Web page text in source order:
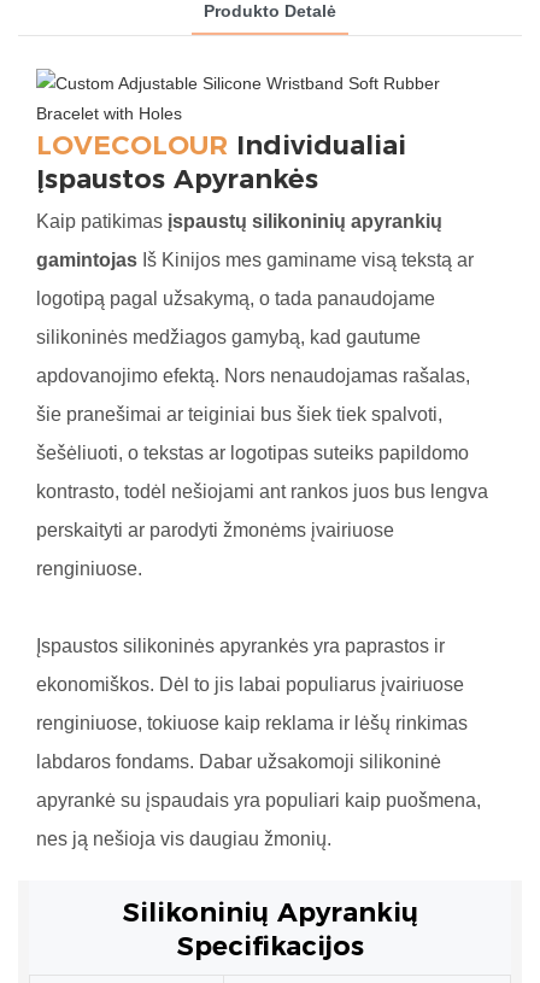
Produkto Detalė
LOVECOLOUR Individualiai
Įspaustos Apyrankės
Kaip patikimas įspaustų silikoninių apyrankių
gamintojas Iš Kinijos mes gaminame visą tekstą ar
logotipą pagal užsakymą, o tada panaudojame
silikoninės medžiagos gamybą, kad gautume
apdovanojimo efektą. Nors nenaudojamas rašalas,
šie pranešimai ar teiginiai bus šiek tiek spalvoti,
šešėliuoti, o tekstas ar logotipas suteiks papildomo
kontrasto, todėl nešiojami ant rankos juos bus lengva
perskaityti ar parodyti žmonėms įvairiuose
renginiuose.
Įspaustos silikoninės apyrankės yra paprastos ir
ekonomiškos. Dėl to jis labai populiarus įvairiuose
renginiuose, tokiuose kaip reklama ir lėšų rinkimas
labdaros fondams. Dabar užsakomoji silikoninė
apyrankė su įspaudais yra populiari kaip puošmena,
nes ją nešioja vis daugiau žmonių.
Silikoninių Apyrankių
Specifikacijos